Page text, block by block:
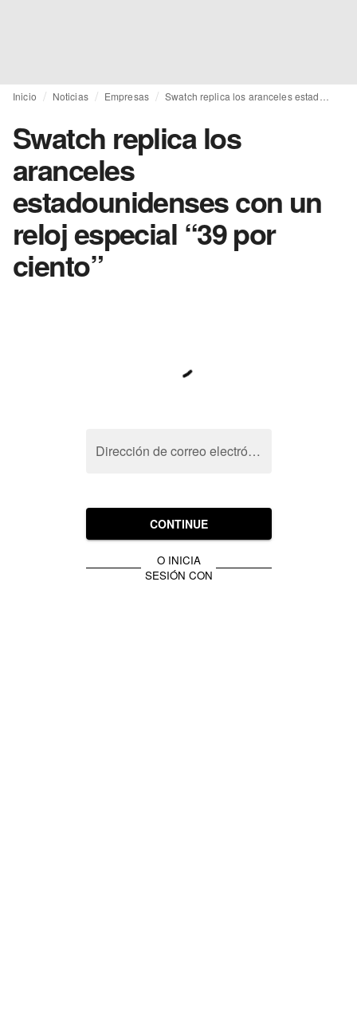
Inicio Noticias Empresas
Swatch replica los
aranceles
estadounidenses con un
reloj especial “39 por
ciento”
Dirección de correo electrónico
CONTINUE
O INICIA
SESIÓN CON